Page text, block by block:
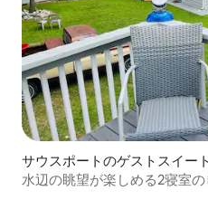
サウスポートのゲストスイート
水辺の眺望が楽しめる2寝室の